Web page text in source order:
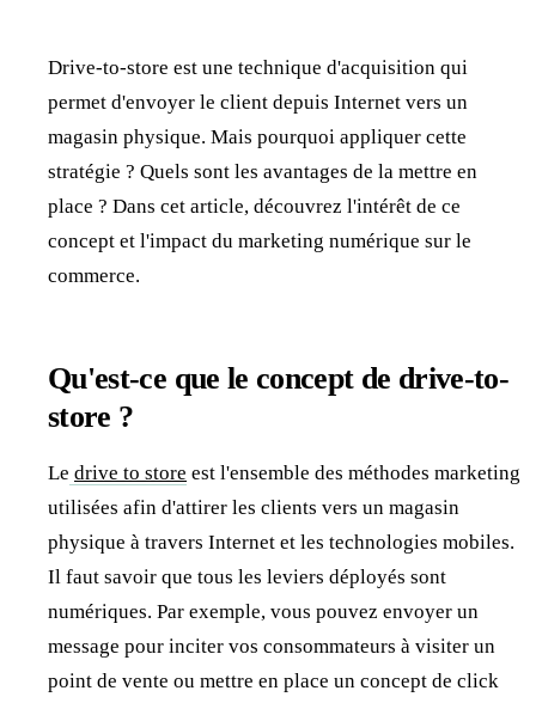
Drive-to-store est une technique d'acquisition qui
permet d'envoyer le client depuis Internet vers un
magasin physique. Mais pourquoi appliquer cette
stratégie ? Quels sont les avantages de la mettre en
place ? Dans cet article, découvrez l'intérêt de ce
concept et l'impact du marketing numérique sur le
commerce.
Qu'est-ce que le concept de drive-to-
store ?
Le drive to store est l'ensemble des méthodes marketing
utilisées afin d'attirer les clients vers un magasin
physique à travers Internet et les technologies mobiles.
Il faut savoir que tous les leviers déployés sont
numériques. Par exemple, vous pouvez envoyer un
message pour inciter vos consommateurs à visiter un
point de vente ou mettre en place un concept de click